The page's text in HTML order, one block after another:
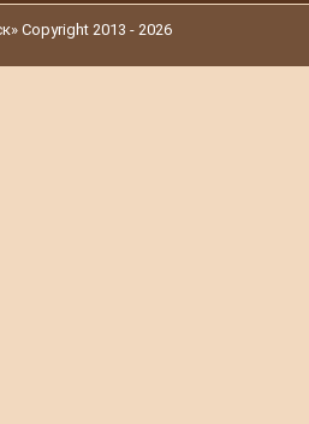
Copyright 2013 - 2026